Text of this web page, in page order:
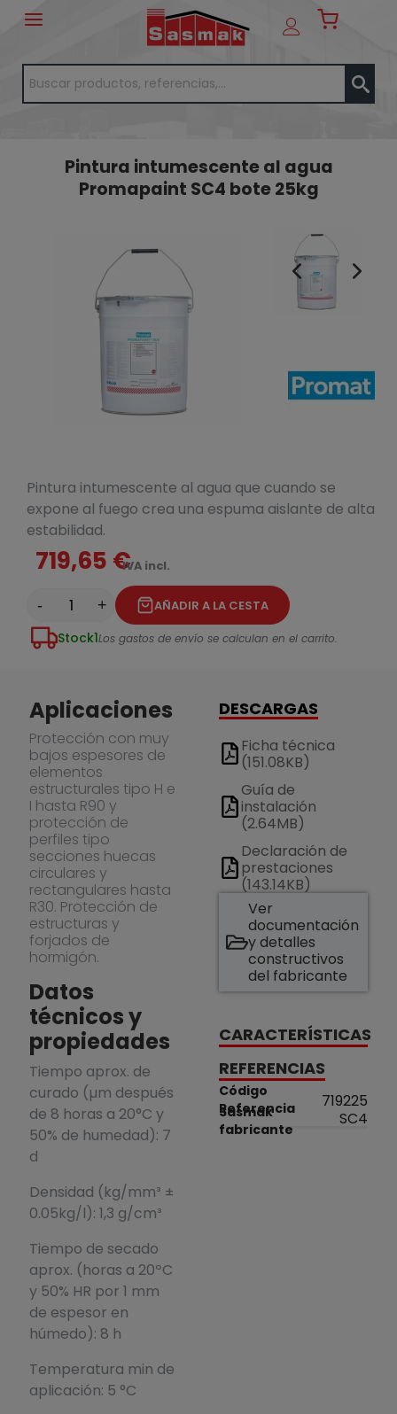
Pintura intumescente al agua
Promapaint SC4 bote 25kg
Pintura intumescente al agua que cuando se
expone al fuego crea una espuma aislante de alta
estabilidad.
719,65 €IVA incl.
- + AÑADIR A LA CESTA
Stock1Los gastos de envío se calculan en el carrito.
Aplicaciones
Protección con muy
bajos espesores de
elementos
estructurales tipo H e
I hasta R90 y
protección de
perfiles tipo
secciones huecas
circulares y
rectangulares hasta
R30. Protección de
estructuras y
forjados de
hormigón.
Datos
técnicos y
propiedades
Tiempo aprox. de
curado (µm después
de 8 horas a 20°C y
50% de humedad): 7
d
Densidad (kg/mm³ ±
0.05kg/l): 1,3 g/cm³
Tiempo de secado
aprox. (horas a 20ºC
y 50% HR por 1 mm
de espesor en
húmedo): 8 h
Temperatura min de
aplicación: 5 °C
DESCARGAS
Ficha técnica
(151.08KB)
Guía de
instalación
(2.64MB)
Declaración de
prestaciones
(143.14KB)
Ver
documentación
y detalles
constructivos
del fabricante
CARACTERÍSTICAS
REFERENCIAS
Código
Sasmak
719225
Referencia
fabricante
SC4